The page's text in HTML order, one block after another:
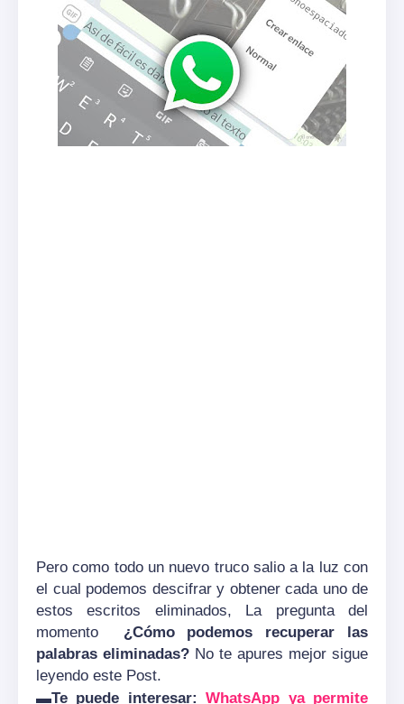
Pero como todo un nuevo truco salio a la luz con
el cual podemos descifrar y obtener cada uno de
estos escritos eliminados, La pregunta del
momento
¿Cómo podemos recuperar las
palabras eliminadas? No te apures mejor sigue
leyendo este Post.
▬Te puede interesar:WhatsApp ya permite